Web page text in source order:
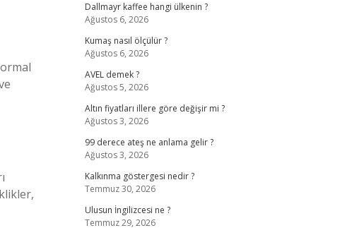
Dallmayr kaffee hangi ülkenin ?
Ağustos 6, 2026
Kumaş nasıl ölçülür ?
Ağustos 6, 2026
AVEL demek ?
Ağustos 5, 2026
Altın fiyatları illere göre değişir mi ?
Ağustos 3, 2026
99 derece ateş ne anlama gelir ?
Ağustos 3, 2026
Kalkınma göstergesi nedir ?
Temmuz 30, 2026
Ulusun İngilizcesi ne ?
Temmuz 29, 2026